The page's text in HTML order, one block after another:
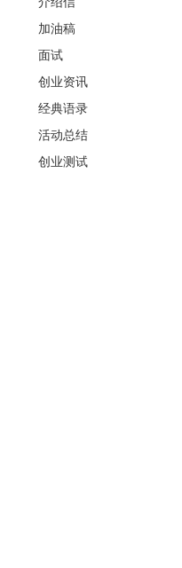
加油稿
面试
创业资讯
经典语录
活动总结
创业测试